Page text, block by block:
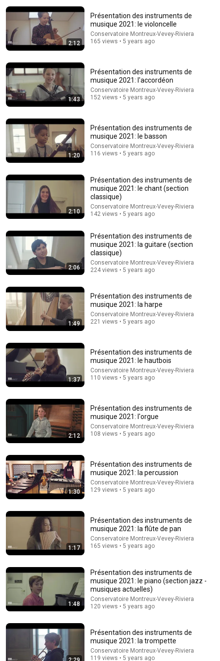
The Engagement - SNL
Saturday Night Live
Don't Hang Up On AI Scammers. Do THIS Instead.
Kitboga 4.5M views
ĐAU KHỔ TỪ ĐÂU MÀ RA? Bài Giảng Quá Hay Về Đau Khổ
Của Lm Matthew Nguyễn Khắc Hy | Ánh Sáng Lời Chúa
Ánh Sáng Lời Chúa 240K views
Man Spent Two Years Building HUGE Wooden House for his
Family | Start to Finish by @bjornbrenton
World Build 3.3M views
2:12
Présentation des instruments de
musique 2021: le violoncelle
Conservatoire Montreux-Vevey-Riviera
165 views • 5 years ago
1:43
Présentation des instruments de
musique 2021: l'accordéon
Conservatoire Montreux-Vevey-Riviera
152 views • 5 years ago
1:20
Présentation des instruments de
musique 2021: le basson
Conservatoire Montreux-Vevey-Riviera
116 views • 5 years ago
2:10
Présentation des instruments de
musique 2021: le chant (section
classique)
Conservatoire Montreux-Vevey-Riviera
142 views • 5 years ago
2:06
Présentation des instruments de
musique 2021: la guitare (section
classique)
Conservatoire Montreux-Vevey-Riviera
224 views • 5 years ago
1:49
Présentation des instruments de
musique 2021: la harpe
Conservatoire Montreux-Vevey-Riviera
221 views • 5 years ago
1:37
Présentation des instruments de
musique 2021: le hautbois
Conservatoire Montreux-Vevey-Riviera
110 views • 5 years ago
2:12
Présentation des instruments de
musique 2021: l'orgue
Conservatoire Montreux-Vevey-Riviera
108 views • 5 years ago
1:30
Présentation des instruments de
musique 2021: la percussion
Conservatoire Montreux-Vevey-Riviera
129 views • 5 years ago
1:17
Présentation des instruments de
musique 2021: la flûte de pan
Conservatoire Montreux-Vevey-Riviera
165 views • 5 years ago
1:48
Présentation des instruments de
musique 2021: le piano (section jazz -
musiques actuelles)
Conservatoire Montreux-Vevey-Riviera
120 views • 5 years ago
Présentation des instruments de
musique 2021: la trompette
Conservatoire Montreux-Vevey-Riviera
119 views • 5 years ago